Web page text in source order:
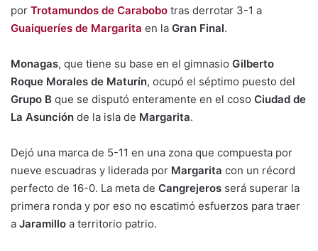
por Trotamundos de Carabobo tras derrotar 3-1 a
Guaiqueríes de Margarita en la Gran Final.
Monagas, que tiene su base en el gimnasio Gilberto
Roque Morales de Maturín, ocupó el séptimo puesto del
Grupo B que se disputó enteramente en el coso Ciudad de
La Asunción de la isla de Margarita.
Dejó una marca de 5-11 en una zona que compuesta por
nueve escuadras y liderada por Margarita con un récord
perfecto de 16-0. La meta de Cangrejeros será superar la
primera ronda y por eso no escatimó esfuerzos para traer
a Jaramillo a territorio patrio.